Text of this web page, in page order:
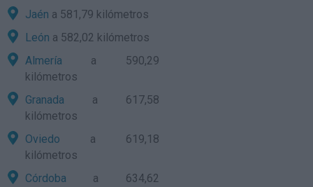
Jaén a 581,79 kilómetros
León a 582,02 kilómetros
Almería a 590,29
kilómetros
Granada a 617,58
kilómetros
Oviedo a 619,18
kilómetros
Córdoba a 634,62